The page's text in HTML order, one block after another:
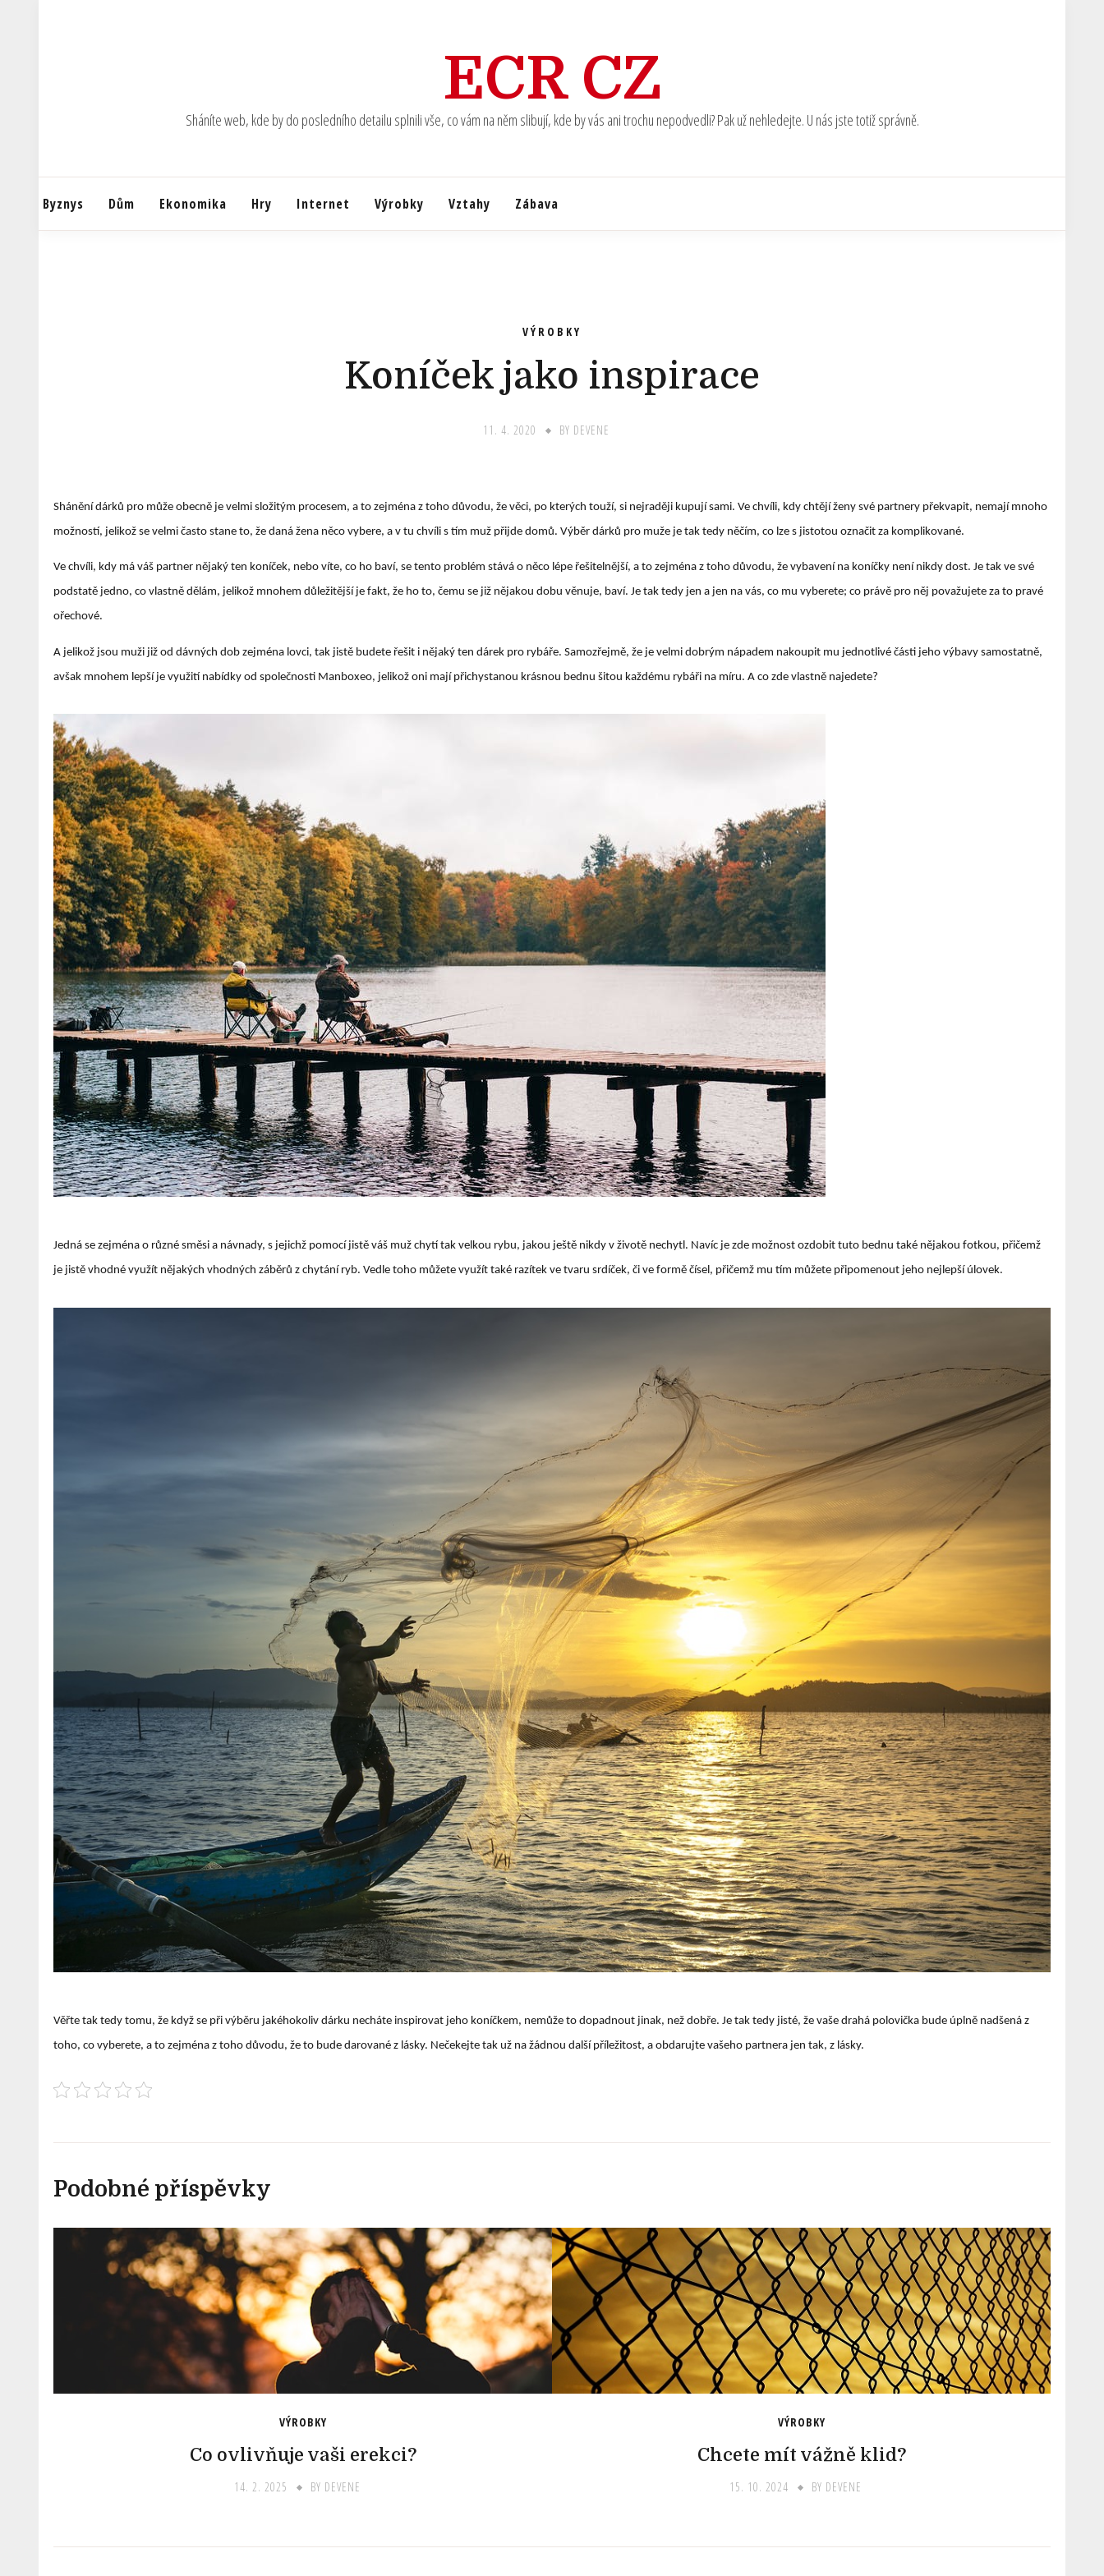
ECR CZ
Sháníte web, kde by do posledního detailu splnili vše, co vám na něm slibují, kde by vás ani trochu nepodvedli? Pak už nehledejte. U nás jste totiž správně.
Byznys Dům Ekonomika Hry Internet Výrobky Vztahy Zábava
VÝROBKY
Koníček jako inspirace
11. 4. 2020 BY DEVENE
Shánění dárků pro může obecně je velmi složitým procesem, a to zejména z toho důvodu, že věci, po kterých touží, si nejraději kupují sami. Ve chvíli, kdy chtějí ženy své partnery překvapit, nemají mnoho
možností, jelikož se velmi často stane to, že daná žena něco vybere, a v tu chvíli s tím muž přijde domů. Výběr dárků pro muže je tak tedy něčím, co lze s jistotou označit za komplikované.
Ve chvíli, kdy má váš partner nějaký ten koníček, nebo víte, co ho baví, se tento problém stává o něco lépe řešitelnější, a to zejména z toho důvodu, že vybavení na koníčky není nikdy dost. Je tak ve své
podstatě jedno, co vlastně dělám, jelikož mnohem důležitější je fakt, že ho to, čemu se již nějakou dobu věnuje, baví. Je tak tedy jen a jen na vás, co mu vyberete; co právě pro něj považujete za to pravé
ořechové.
A jelikož jsou muži již od dávných dob zejména lovci, tak jistě budete řešit i nějaký ten dárek pro rybáře. Samozřejmě, že je velmi dobrým nápadem nakoupit mu jednotlivé části jeho výbavy samostatně,
avšak mnohem lepší je využití nabídky od společnosti Manboxeo, jelikož oni mají přichystanou krásnou bednu šitou každému rybáři na míru. A co zde vlastně najedete?
Jedná se zejména o různé směsi a návnady, s jejichž pomocí jistě váš muž chytí tak velkou rybu, jakou ještě nikdy v životě nechytl. Navíc je zde možnost ozdobit tuto bednu také nějakou fotkou, přičemž
je jistě vhodné využít nějakých vhodných záběrů z chytání ryb. Vedle toho můžete využít také razítek ve tvaru srdíček, či ve formě čísel, přičemž mu tím můžete připomenout jeho nejlepší úlovek.
Věřte tak tedy tomu, že když se při výběru jakéhokoliv dárku necháte inspirovat jeho koníčkem, nemůže to dopadnout jinak, než dobře. Je tak tedy jisté, že vaše drahá polovička bude úplně nadšená z
toho, co vyberete, a to zejména z toho důvodu, že to bude darované z lásky. Nečekejte tak už na žádnou další příležitost, a obdarujte vašeho partnera jen tak, z lásky.
Podobné příspěvky
VÝROBKY
Co ovlivňuje vaši erekci?
14. 2. 2025 BY DEVENE
VÝROBKY
Chcete mít vážně klid?
15. 10. 2024 BY DEVENE